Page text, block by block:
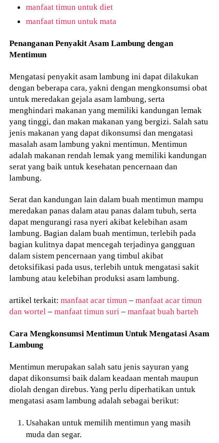
manfaat timun untuk diet
manfaat timun untuk mata
Penanganan Penyakit Asam Lambung dengan
Mentimun
Mengatasi penyakit asam lambung ini dapat dilakukan
dengan beberapa cara, yakni dengan mengkonsumsi obat
untuk meredakan gejala asam lambung, serta
menghindari makanan yang memiliki kandungan lemak
yang tinggi, dan makan makanan yang bergizi. Salah satu
jenis makanan yang dapat dikonsumsi dan mengatasi
masalah asam lambung yakni mentimun. Mentimun
adalah makanan rendah lemak yang memiliki kandungan
serat yang baik untuk kesehatan pencernaan dan
lambung.
Serat dan kandungan lain dalam buah mentimun mampu
meredakan panas dalam atau panas dalam tubuh, serta
dapat mengurangi rasa nyeri akibat kelebihan asam
lambung. Bagian dalam buah mentimun, terlebih pada
bagian kulitnya dapat mencegah terjadinya gangguan
dalam sistem pencernaan yang timbul akibat
detoksifikasi pada usus, terlebih untuk mengatasi sakit
lambung atau kelebihan produksi asam lambung.
artikel terkait:manfaat acar timun –manfaat acar timun
dan wortel –manfaat timun suri –manfaat buah barteh
Cara Mengkonsumsi Mentimun Untuk Mengatasi Asam
Lambung
Mentimun merupakan salah satu jenis sayuran yang
dapat dikonsumsi baik dalam keadaan mentah maupun
diolah dengan direbus. Yang perlu diperhatikan untuk
mengatasi asam lambung adalah sebagai berikut:
Usahakan untuk memilih mentimun yang masih
muda dan segar.